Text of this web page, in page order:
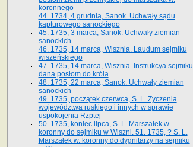
koronnego
44. 1734, 4 grudnia, Sanok. Uchwały sądu
kapturowego sanockiego
45. 1735, 3 marca, Sanok. Uchwały ziemian
sanockich
46. 1735, 14 marca, Wisznia. Laudum sejmiku
wiszeńskiego
47. 1735, 14 marca, Wisznia. Instrukcya sejmiku
dana posłom do króla
48. 1735, 22 marca, Sanok. Uchwały ziemian
sanockich
49. 1735, początek czerwca, S. L. Życzenia
województwa ruskiego i innych w sprawie
uspokojenia Rzptej
50. 1735, koniec lipca, S. L. Marszałek w.
koronny do sejmiku w Wiszni. 51. 1735, ? S. L.
Marszałek w. koronny do dygnitarzy na sejmiku